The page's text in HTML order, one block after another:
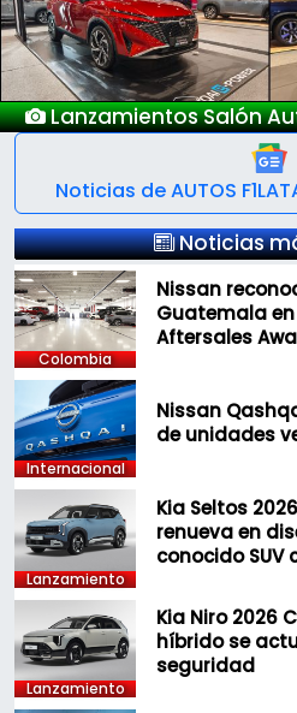
Lanzamientos Salón
Noticias de AUTOS
Noticias
Colombia
Nissan
Guatemala
Aftersales
Internacional
Nissan
de unidades
Lanzamiento
Kia Seltos
renueva en
conocido SUV
Lanzamiento
Kia Niro 2026
híbrido se
seguridad